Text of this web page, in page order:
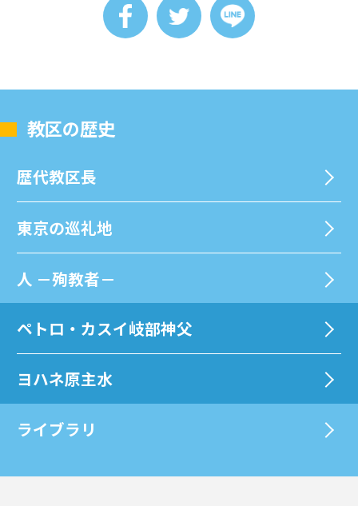
教区の歴史
歴代教区⻑
東京の巡礼地
⼈ －殉教者－
ペトロ・カスイ岐部神父
ヨハネ原主水
ライブラリ